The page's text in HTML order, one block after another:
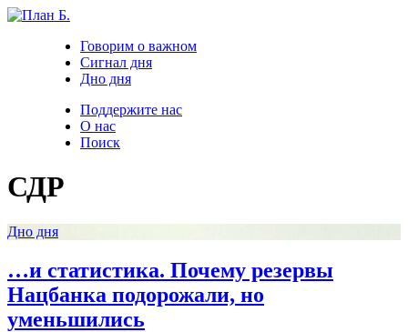
Говорим о важном
Сигнал дня
Дно дня
Поддержите нас
О нас
Поиск
СДР
Дно дня
…и статистика. Почему резервы
Нацбанка подорожали, но
уменьшились